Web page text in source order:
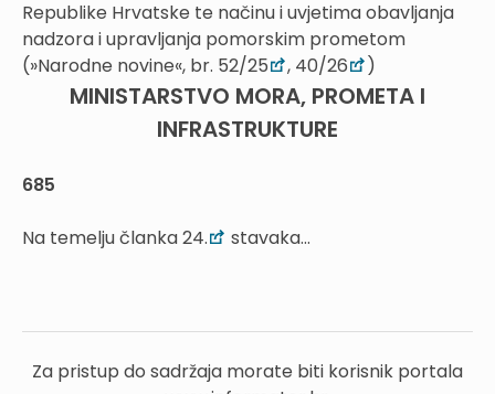
Republike Hrvatske te načinu i uvjetima obavljanja
nadzora i upravljanja pomorskim prometom
(»Narodne novine«, br. 52/25
, 40/26 )
MINISTARSTVO MORA, PROMETA I
INFRASTRUKTURE
685
Na temelju članka 24. stavaka...
Za pristup do sadržaja morate biti korisnik portala